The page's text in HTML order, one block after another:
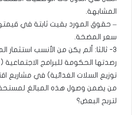
المشابهة.
سعر المضخة.
٣- ثالثا: ألم يكن من الأنسب استثمار
رصدتها الحكومة للبرامج الاجتماعية
توزيع السلات الغدائية) في مشاريع
من يضمن وصول هذه المبالغ
لتربح البعض؟